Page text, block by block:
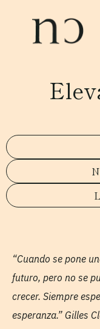
“Cuando se pone
futuro, pero no se
crecer. Siempre
esperanza.” Gilles